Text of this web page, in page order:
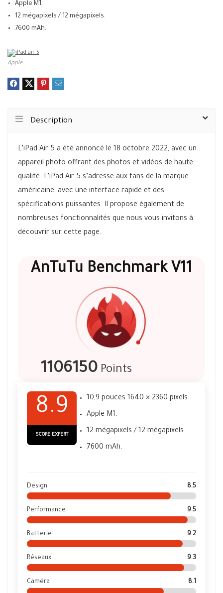
Apple M1.
12 mégapixels / 12 mégapixels.
7600 mAh.
Apple
Description
L’iPad Air 5 a été annoncé le 18 octobre 2022, avec un
appareil photo offrant des photos et vidéos de haute
qualité. L’iPad Air 5 s’adresse aux fans de la marque
américaine, avec une interface rapide et des
spécifications puissantes. Il propose également de
nombreuses fonctionnalités que nous vous invitons à
découvrir sur cette page.
AnTuTu Benchmark V11
1106150 Points
8.9
SCORE EXPERT
10,9 pouces 1640 × 2360 pixels.
Apple M1.
12 mégapixels / 12 mégapixels.
7600 mAh.
Design 8.5
Performance 9.5
Batterie 9.2
Réseaux 9.3
Caméra 8.1